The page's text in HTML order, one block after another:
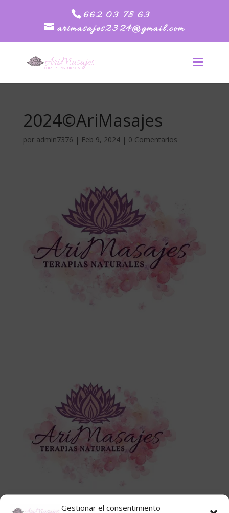
Gestionar el consentimiento
662 03 78 63
arimasajes2324@gmail.com
2024©AriMasajes
por admin7376 | Feb 9, 2024| 0 Comentarios